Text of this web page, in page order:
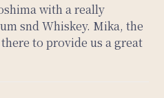
with a really
snd Whiskey. Mika, the
to provide us a great